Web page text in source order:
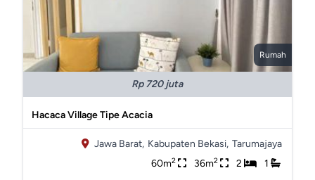
Rumah
Rp 720 juta
Hacaca Village Tipe Acacia
Jawa Barat, Kabupaten Bekasi, Tarumajaya
60m2 36m2 2 1